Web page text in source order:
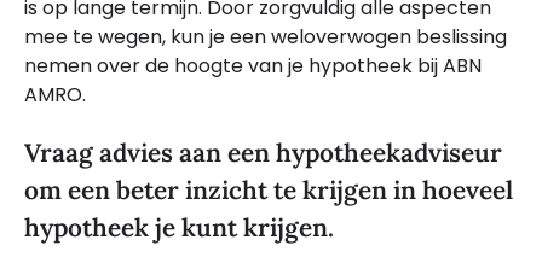
is op lange termijn. Door zorgvuldig alle aspecten
mee te wegen, kun je een weloverwogen beslissing
nemen over de hoogte van je hypotheek bij ABN
AMRO.
Vraag advies aan een hypotheekadviseur
om een beter inzicht te krijgen in hoeveel
hypotheek je kunt krijgen.